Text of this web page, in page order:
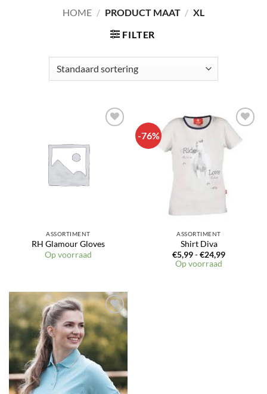
HOME / PRODUCT MAAT / XL
FILTER
ASSORTIMENT
RH Glamour Gloves
Op voorraad
-76%
ASSORTIMENT
Shirt Diva
€5,99-€24,99Prijsklasse:
Op voorraad